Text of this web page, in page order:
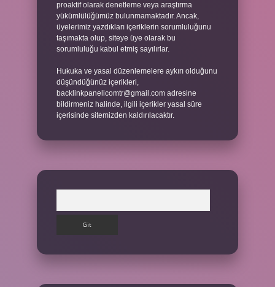
proaktif olarak denetleme veya araştırma
yükümlülüğümüz bulunmamaktadır. Ancak,
üyelerimiz yazdıkları içeriklerin sorumluluğunu
taşımakta olup, siteye üye olarak bu
sorumluluğu kabul etmiş sayılırlar.
Hukuka ve yasal düzenlemelere aykırı olduğunu
düşündüğünüz içerikleri,
backlinkpanelicomtr@gmail.com adresine
bildirmeniz halinde, ilgili içerikler yasal süre
içerisinde sitemizden kaldırılacaktır.